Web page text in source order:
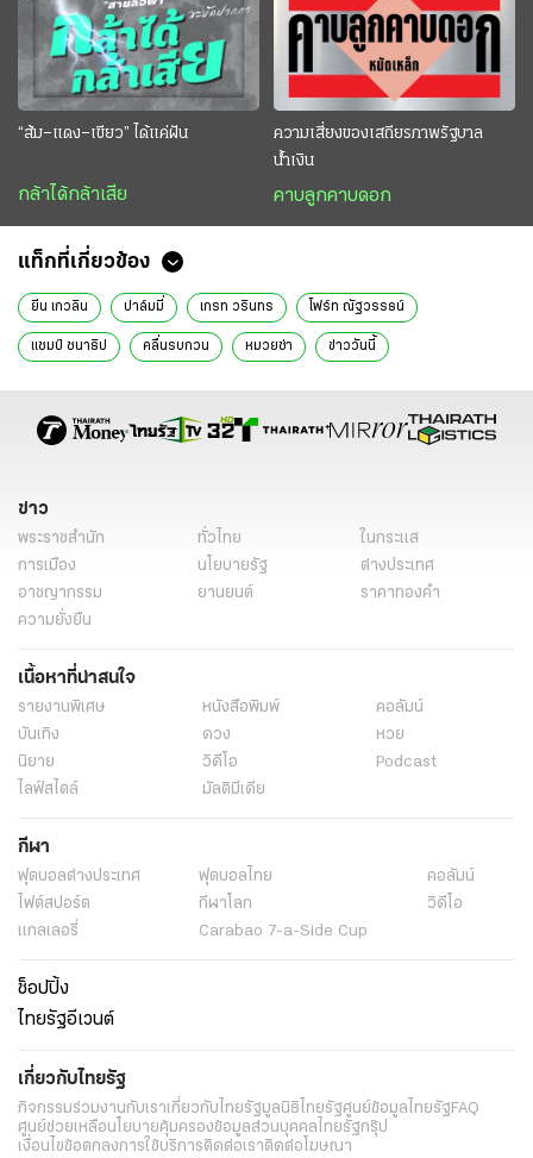
“ส้ม–แดง–เขียว” ได้แค่ฝัน
กล้าได้กล้าเสีย
ความเสี่ยงของเสถียรภาพรัฐบาล
น้ำเงิน
คาบลูกคาบดอก
แท็กที่เกี่ยวข้อง
ยีน เกวลิน ปาล์มมี่ เกรท วรินทร โฟร์ท ณัฐวรรธน์
แชมป์ ชนาธิป คลื่นรบกวน หมวยซ่า ข่าววันนี้
ข่าว
พระราชสำนัก ทั่วไทย
ในกระแส
การเมือง
นโยบายรัฐ
ต่างประเทศ
อาชญากรรม
ยานยนต์
ราคาทองคำ
ความยั่งยืน
เนื้อหาที่น่าสนใจ
รายงานพิเศษ หนังสือพิมพ์
คอลัมน์
บันเทิง
ดวง
หวย
นิยาย
วิดีโอ
Podcast
ไลฟ์สไตล์
มัลติมีเดีย
กีฬา
ฟุตบอลต่่างประเทศ ฟุตบอลไทย
คอลัมน์
ไฟต์สปอร์ต
กีฬาโลก
วิดีโอ
แกลเลอรี่
Carabao 7-a-Side Cup
ช็อปปิ้ง
ไทยรัฐอีเวนต์
เกี่ยวกับไทยรัฐ
กิจกรรมร่วมงานกับเราเกี่ยวกับไทยรัฐมูลนิธิไทยรัฐศูนย์ข้อมูลไทยรัฐFAQ
ศูนย์ช่วยเหลือนโยบายคุ้มครองข้อมูลส่วนบุคคลไทยรัฐกรุ๊ป
เงื่อนไขข้อตกลงการใช้บริการติดต่อเราติดต่อโฆษณา